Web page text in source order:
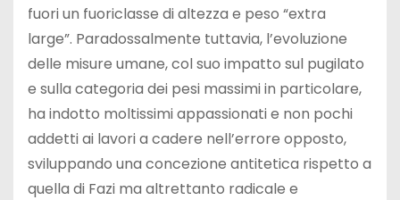
fuori un fuoriclasse di altezza e peso “extra
large”. Paradossalmente tuttavia, l’evoluzione
delle misure umane, col suo impatto sul pugilato
e sulla categoria dei pesi massimi in particolare,
ha indotto moltissimi appassionati e non pochi
addetti ai lavori a cadere nell’errore opposto,
sviluppando una concezione antitetica rispetto a
quella di Fazi ma altrettanto radicale e